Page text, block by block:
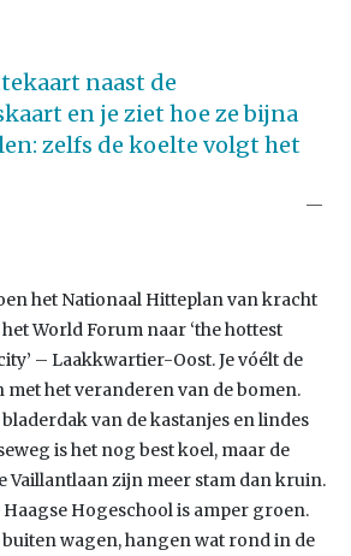
naast de
en je ziet hoe ze bijna
zelfs de koelte volgt het
het Nationaal Hitteplan van kracht
World Forum naar ‘the hottest
– Laakkwartier-Oost. Je vóélt de
het veranderen van de bomen.
van de kastanjes en lindes
is het nog best koel, maar de
Vaillantlaan zijn meer stam dan kruin.
Hogeschool is amper groen.
wagen, hangen wat rond in de